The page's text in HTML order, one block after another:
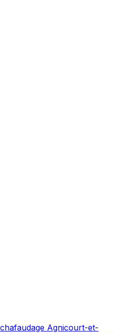
Agnicourt-et-